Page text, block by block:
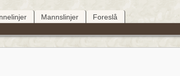
Mannslinjer Foreslå